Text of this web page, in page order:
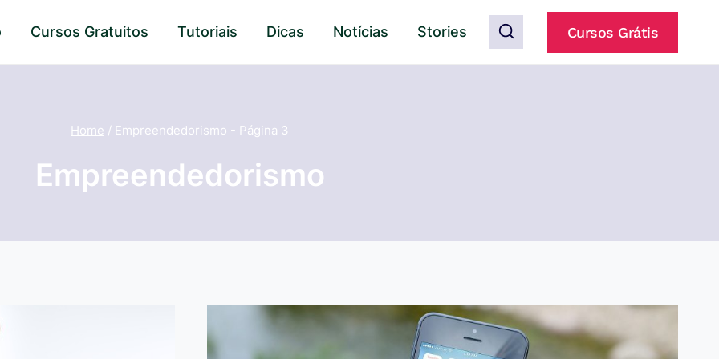
Cursos Gratuitos Tutoriais Dicas Notícias Stories Cursos Grátis
Home / Empreendedorismo - Página 3
Empreendedorismo